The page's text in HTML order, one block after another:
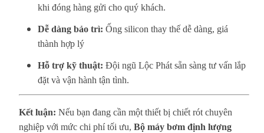
khi đóng hàng gửi cho quý khách.
Dễ dàng bảo trì: Ống silicon thay thế dễ dàng, giá
thành hợp lý
Hỗ trợ kỹ thuật: Đội ngũ Lộc Phát sẵn sàng tư vấn lắp
đặt và vận hành tận tình.
Kết luận: Nếu bạn đang cần một thiết bị chiết rót chuyên
nghiệp với mức chi phí tối ưu, Bộ máy bơm định lượng